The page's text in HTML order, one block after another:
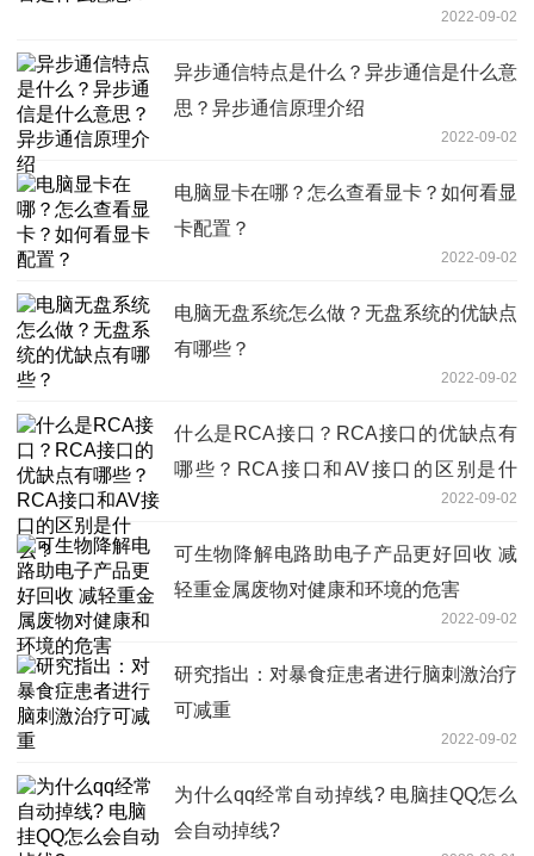
2022-09-02
异步通信特点是什么？异步通信是什么意
思？异步通信原理介绍
2022-09-02
电脑显卡在哪？怎么查看显卡？如何看显
卡配置？
2022-09-02
电脑无盘系统怎么做？无盘系统的优缺点
有哪些？
2022-09-02
什么是RCA接口？RCA接口的优缺点有
哪些？RCA接口和AV接口的区别是什
2022-09-02
可生物降解电路助电子产品更好回收 减
轻重金属废物对健康和环境的危害
2022-09-02
研究指出：对暴食症患者进行脑刺激治疗
可减重
2022-09-02
为什么qq经常自动掉线? 电脑挂QQ怎么
会自动掉线?